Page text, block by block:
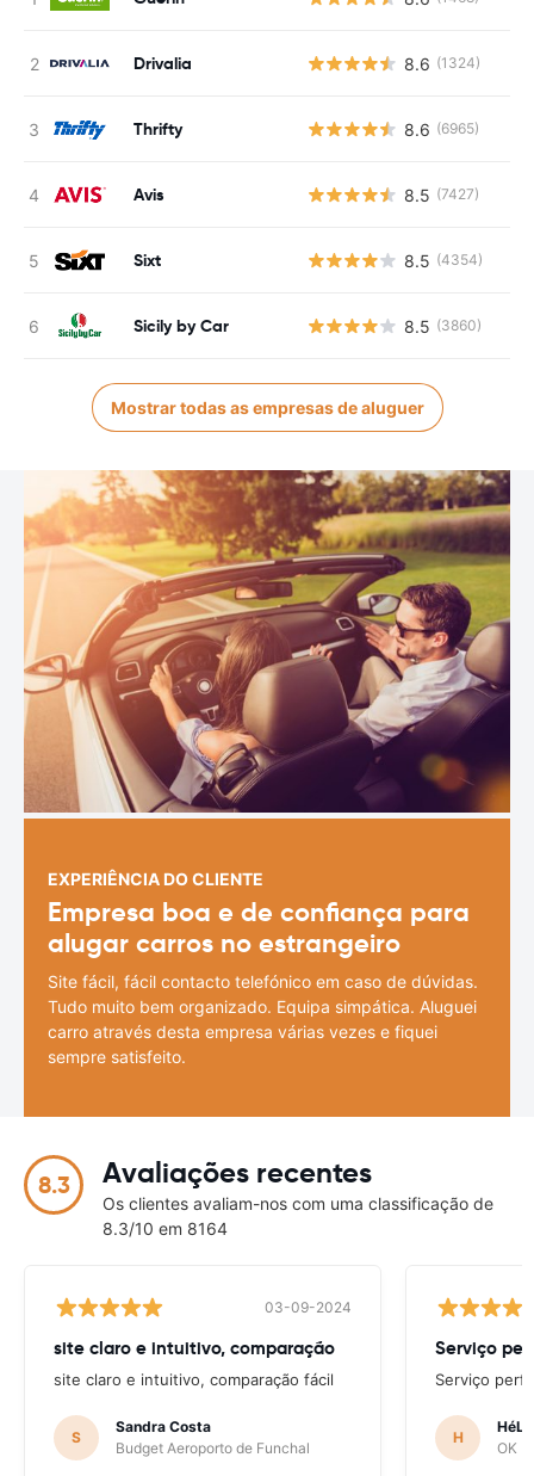
Drivalia 8.6 (1324)
Thrifty 8.6 (6965)
Avis 8.5 (7427)
Sixt 8.5 (4354)
Sicily by Car 8.5 (3860)
Mostrar todas as empresas de aluguer
EXPERIÊNCIA DO CLIENTE
Empresa boa e de confiança para
alugar carros no estrangeiro
Site fácil, fácil contacto telefónico em caso de dúvidas.
Tudo muito bem organizado. Equipa simpática. Aluguei
carro através desta empresa várias vezes e fiquei
sempre satisfeito.
8.3 Avaliações recentes
Os clientes avaliam-nos com uma classificação de
8.3/10 em 8164
03-09-2024
site claro e intuitivo, comparação
site claro e intuitivo, comparação fácil
S
Sandra Costa
Budget Aeroporto de Funchal
Serviço
Serviço
H
OK